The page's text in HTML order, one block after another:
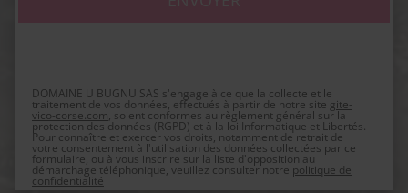
DOMAINE U BUGNU SAS s'engage à ce que la collecte et le
traitement de vos données, effectués à partir de notre site gite-
vico-corse.com, soient conformes au règlement général sur la
protection des données (RGPD) et à la loi Informatique et Libertés.
Pour connaître et exercer vos droits, notamment de retrait de
votre consentement à l'utilisation des données collectées par ce
formulaire, ou à vous inscrire sur la liste d'opposition au
démarchage téléphonique, veuillez consulter notre politique de
confidentialité